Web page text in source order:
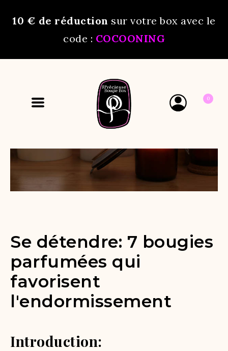
10 € de réduction sur votre box avec le
code : COCOONING
0
Se détendre: 7 bougies
parfumées qui
favorisent
l'endormissement
Introduction: